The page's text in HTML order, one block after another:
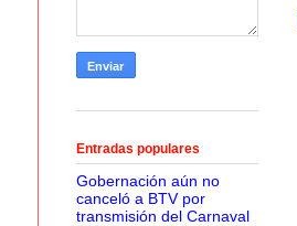
Entradas populares
Gobernación aún no
canceló a BTV por
transmisión del Carnaval